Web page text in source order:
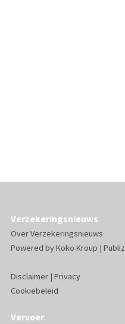
Verzekeringsnieuws
Over Verzekeringsnieuws
Powered byKoko Kroup | Publiz
Disclaimer| Privacy
Cookiebeleid
Vervoer